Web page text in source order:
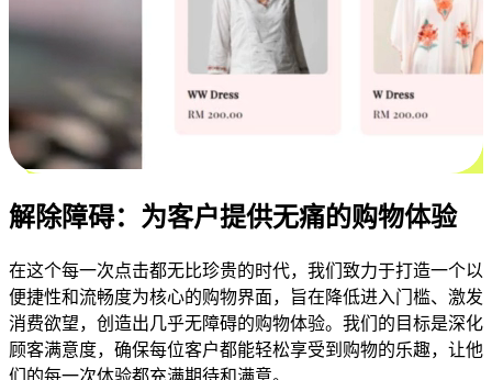
解除障碍：为客户提供无痛的购物体验
在这个每一次点击都无比珍贵的时代，我们致力于打造一个以
便捷性和流畅度为核心的购物界面，旨在降低进入门槛、激发
消费欲望，创造出几乎无障碍的购物体验。我们的目标是深化
顾客满意度，确保每位客户都能轻松享受到购物的乐趣，让他